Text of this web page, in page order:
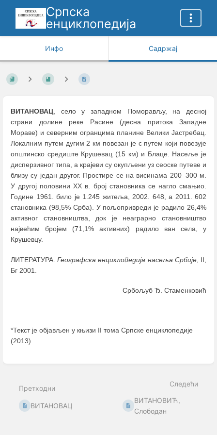
Српска
енциклопедија
Инфо Садржај
ВИТАНОВАЦ, село у западном Поморављу, на десној
страни долине реке Расине (десна притока Западне
Мораве) и северним огранцима планине Велики Јастребац.
Локалним путем дугим 2 км повезан је с путем који повезује
општинско средиште Крушевац (15 км) и Блаце. Насеље је
дисперзивног типа, а крајеви су окупљени уз сеоске путеве и
близу су један другог. Простире се на висинама 200–300 м.
У другој половини XX в. број становника се нагло смањио.
Године 1961. било је 1.245 житеља, 2002. 648, а 2011. 602
становника (98,5% Србa). У пољопривреди je радилo 26,4%
активног становништва, док је неаграрно становништво
највећим бројем (71,1% активних) радило ван села, у
Крушевцу.
ЛИТЕРАТУРА:Географска енциклопедија насеља Србије, II,
Бг 2001.
Србољуб Ђ. Стаменковић
*Текст је објављен у књизи II тома Српске енциклопедије
(2013)
mode
Претходни
ВИТАНОВАЦ
Следећи
ВИТАНОВИЋ,
Слободан